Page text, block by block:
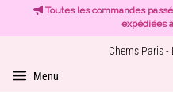
Toutes les commandes
expédiées
Chems Paris -
Menu